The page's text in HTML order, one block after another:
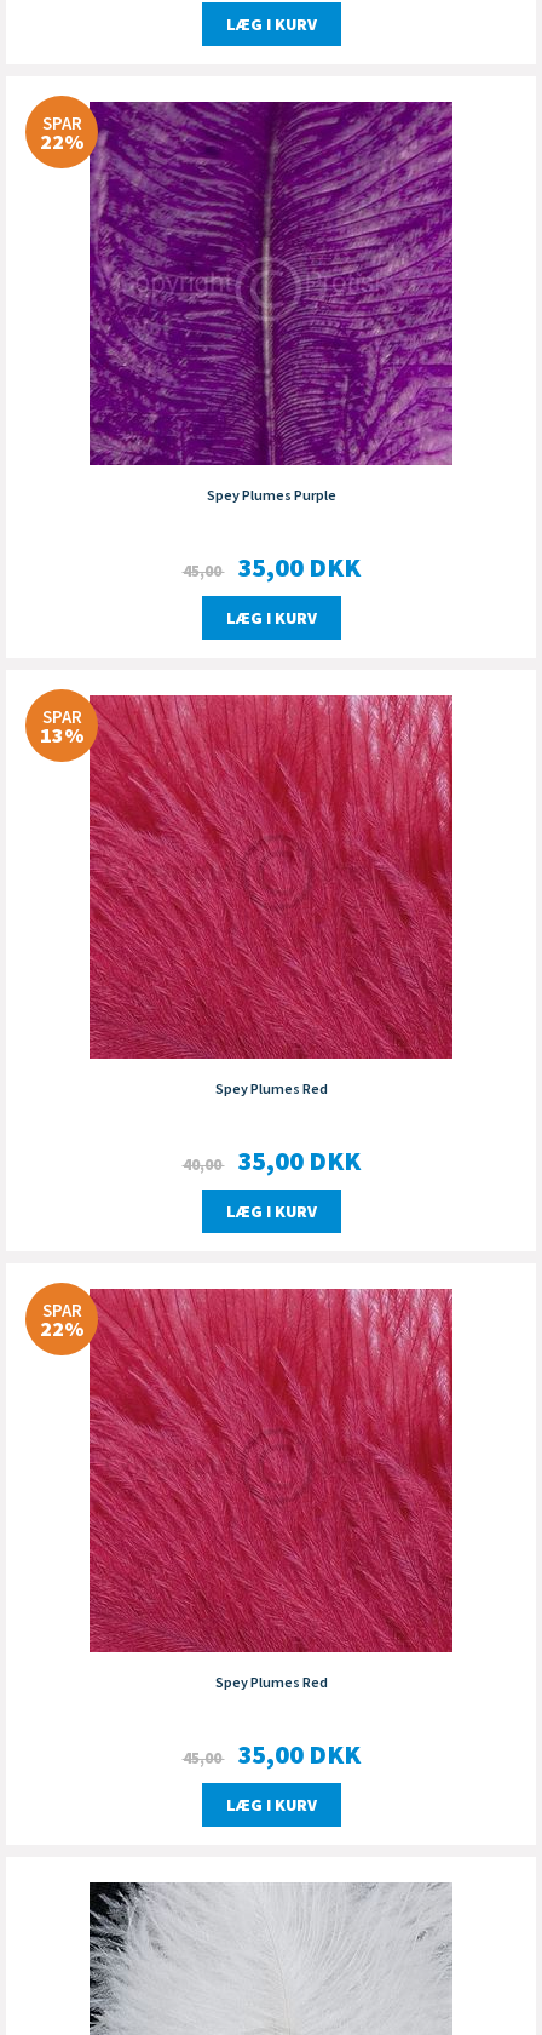
LÆG I KURV
SPAR
22%
Spey Plumes Purple
45,00 35,00 DKK
LÆG I KURV
SPAR
13%
Spey Plumes Red
40,00 35,00 DKK
LÆG I KURV
SPAR
22%
Spey Plumes Red
45,00 35,00 DKK
LÆG I KURV